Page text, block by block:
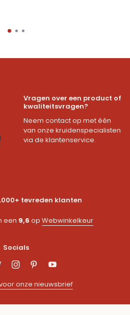
Vragen over een product of
kwaliteitsvragen?
Neem contact op met één
van onze kruidenspecialisten
via de klantenservice.
tevreden klanten
een 9,6 op Webwinkelkeur
Socials
onze nieuwsbrief